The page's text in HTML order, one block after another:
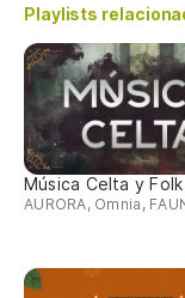
Playlists
Música Celta y Folk
AURORA, Omnia,